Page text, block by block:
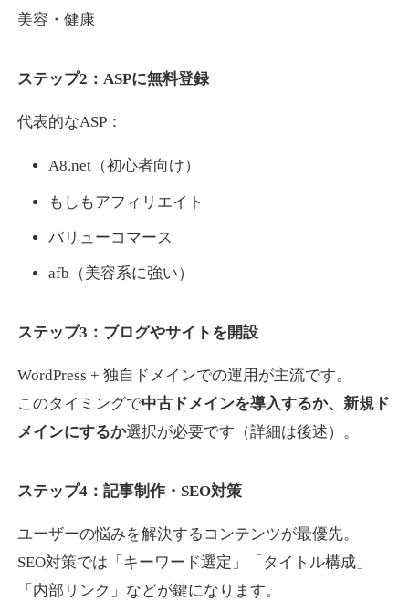
美容・健康
ステップ2：ASPに無料登録
代表的なASP：
A8.net（初心者向け）
もしもアフィリエイト
バリューコマース
afb（美容系に強い）
ステップ3：ブログやサイトを開設
WordPress + 独自ドメインでの運用が主流です。
このタイミングで中古ドメインを導入するか、新規ド
メインにするか選択が必要です（詳細は後述）。
ステップ4：記事制作・SEO対策
ユーザーの悩みを解決するコンテンツが最優先。
SEO対策では「キーワード選定」「タイトル構成」
「内部リンク」などが鍵になります。